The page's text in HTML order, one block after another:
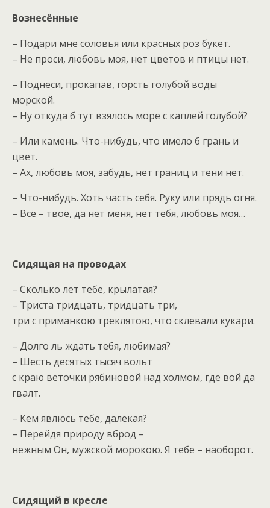
Вознесённые
– Подари мне соловья или красных роз букет.
– Не проси, любовь моя, нет цветов и птицы нет.
– Поднеси, прокапав, горсть голубой воды
морской.
– Ну откуда б тут взялось море с каплей голубой?
– Или камень. Что-нибудь, что имело б грань и
цвет.
– Ах, любовь моя, забудь, нет границ и тени нет.
– Что-нибудь. Хоть часть себя. Руку или прядь огня.
– Всё – твоё, да нет меня, нет тебя, любовь моя…
Сидящая на проводах
– Сколько лет тебе, крылатая?
– Триста тридцать, тридцать три,
три с приманкою треклятою, что склевали кукари.
– Долго ль ждать тебя, любимая?
– Шесть десятых тысяч вольт
с краю веточки рябиновой над холмом, где вой да
гвалт.
– Кем явлюсь тебе, далёкая?
– Перейдя природу вброд –
нежным Он, мужской морокою. Я тебе – наоборот.
Сидящий в кресле